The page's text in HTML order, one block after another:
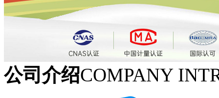
公司介绍COMPANY